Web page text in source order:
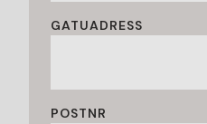
GATUADRESS
POSTNR